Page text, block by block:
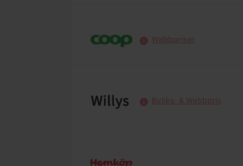
Webbpriser
Butiks- & Webbpris